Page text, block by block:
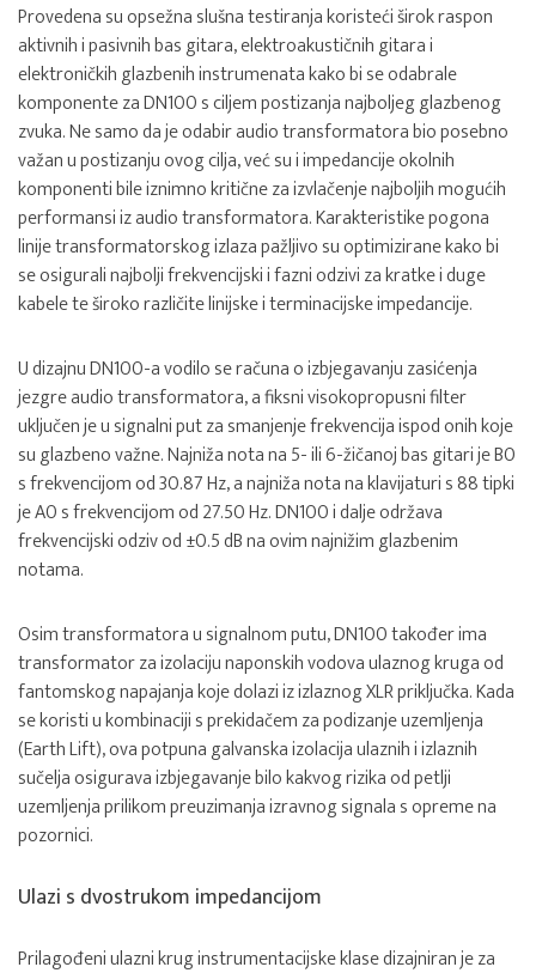
Provedena su opsežna slušna testiranja koristeći širok raspon
aktivnih i pasivnih bas gitara, elektroakustičnih gitara i
elektroničkih glazbenih instrumenata kako bi se odabrale
komponente za DN100 s ciljem postizanja najboljeg glazbenog
zvuka. Ne samo da je odabir audio transformatora bio posebno
važan u postizanju ovog cilja, već su i impedancije okolnih
komponenti bile iznimno kritične za izvlačenje najboljih mogućih
performansi iz audio transformatora. Karakteristike pogona
linije transformatorskog izlaza pažljivo su optimizirane kako bi
se osigurali najbolji frekvencijski i fazni odzivi za kratke i duge
kabele te široko različite linijske i terminacijske impedancije.
U dizajnu DN100-a vodilo se računa o izbjegavanju zasićenja
jezgre audio transformatora, a fiksni visokopropusni filter
uključen je u signalni put za smanjenje frekvencija ispod onih koje
su glazbeno važne. Najniža nota na 5- ili 6-žičanoj bas gitari je B0
s frekvencijom od 30.87 Hz, a najniža nota na klavijaturi s 88 tipki
je A0 s frekvencijom od 27.50 Hz. DN100 i dalje održava
frekvencijski odziv od ±0.5 dB na ovim najnižim glazbenim
notama.
Osim transformatora u signalnom putu, DN100 također ima
transformator za izolaciju naponskih vodova ulaznog kruga od
fantomskog napajanja koje dolazi iz izlaznog XLR priključka. Kada
se koristi u kombinaciji s prekidačem za podizanje uzemljenja
(Earth Lift), ova potpuna galvanska izolacija ulaznih i izlaznih
sučelja osigurava izbjegavanje bilo kakvog rizika od petlji
uzemljenja prilikom preuzimanja izravnog signala s opreme na
pozornici.
Ulazi s dvostrukom impedancijom
Prilagođeni ulazni krug instrumentacijske klase dizajniran je za